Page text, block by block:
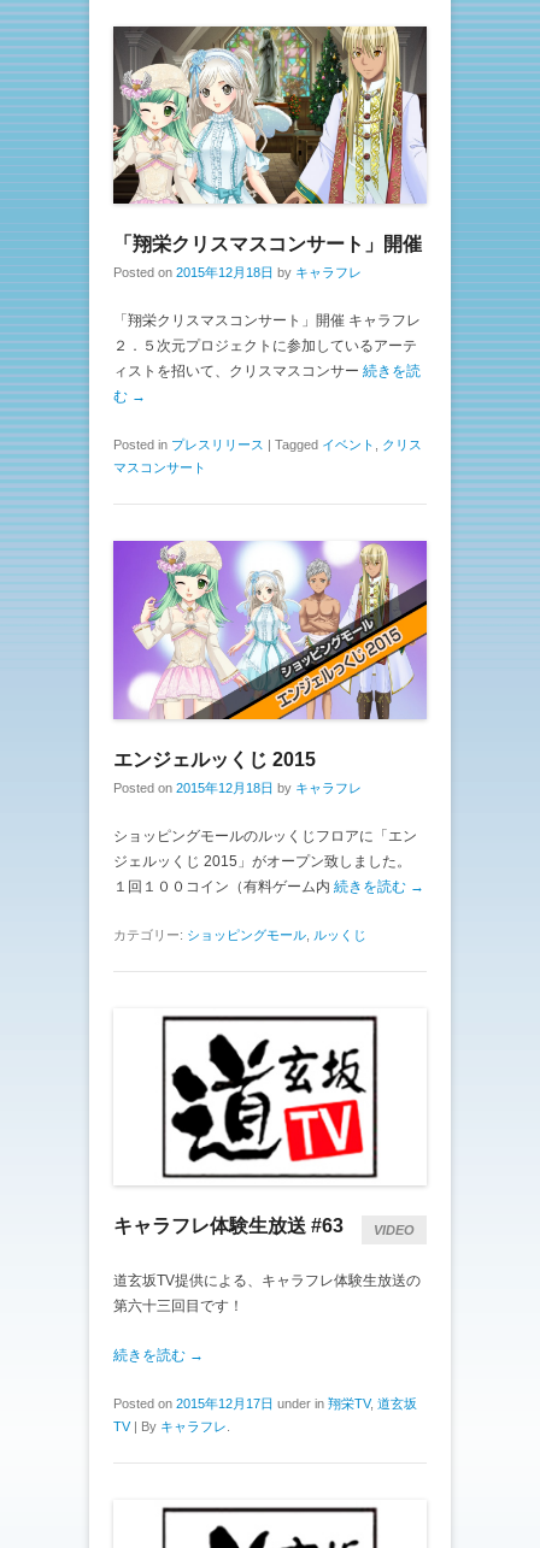
「翔栄クリスマスコンサート」開催
Posted on 2015年12月18日 by キャラフレ
「翔栄クリスマスコンサート」開催 キャラフレ
２．５次元プロジェクトに参加しているアーテ
ィストを招いて、クリスマスコンサー 続きを読
む →
Posted in プレスリリース Tagged イベント
クリス
マスコンサート
エンジェルッくじ 2015
Posted on 2015年12月18日 by キャラフレ
ショッピングモールのルッくじフロアに「エン
ジェルッくじ 2015」がオープン致しました。
１回１００コイン（有料ゲーム内 続きを読む →
カテゴリー: ショッピングモール ルッくじ
キャラフレ体験生放送 #63 VIDEO
道玄坂TV提供による、キャラフレ体験生放送の
第六十三回目です！
続きを読む →
Posted on 2015年12月17日 under in 翔栄TV, 道玄坂
TV| By キャラフレ